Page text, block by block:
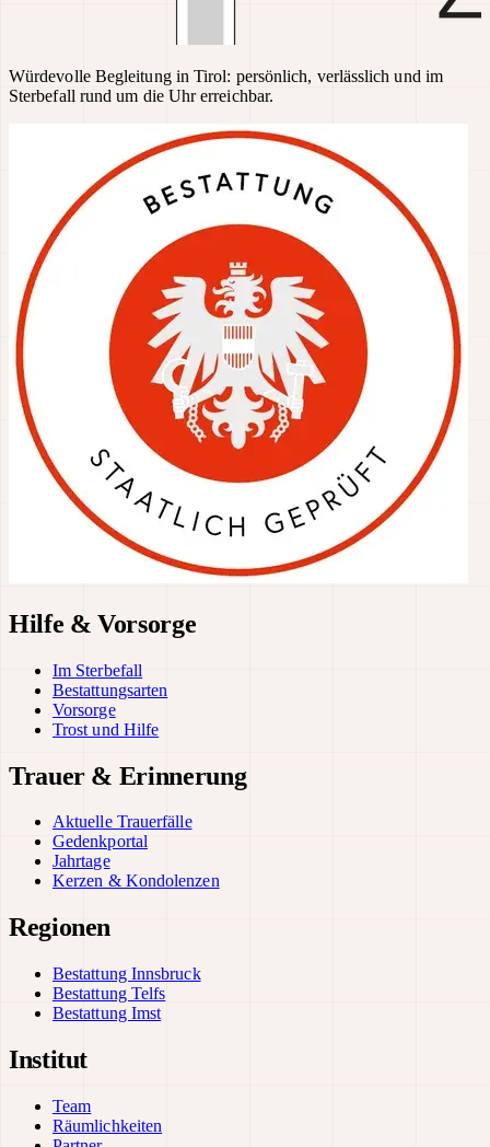
Würdevolle Begleitung in Tirol: persönlich, verlässlich und im
Sterbefall rund um die Uhr erreichbar.
Hilfe & Vorsorge
Im Sterbefall
Bestattungsarten
Vorsorge
Trost und Hilfe
Trauer & Erinnerung
Aktuelle Trauerfälle
Gedenkportal
Jahrtage
Kerzen & Kondolenzen
Regionen
Bestattung Innsbruck
Bestattung Telfs
Bestattung Imst
Institut
Team
Räumlichkeiten